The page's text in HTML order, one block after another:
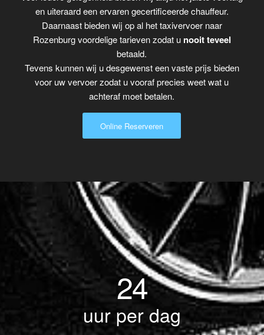
en uiteraard een ervaren gecertificeerde chauffeur.
Daarnaast bieden wij op al het taxivervoer naar
Rozenburg voordelige tarieven zodat u nooit teveel
betaald.
Tevens kunnen wij u desgewenst een vaste prijs bieden
voor uw vervoer zodat u vooraf precies weet wat u
achteraf moet betalen.
Online Reserveren
24
uur per dag